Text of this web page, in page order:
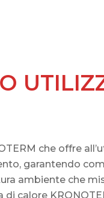
che offre
garantendo
ambiente che
calore